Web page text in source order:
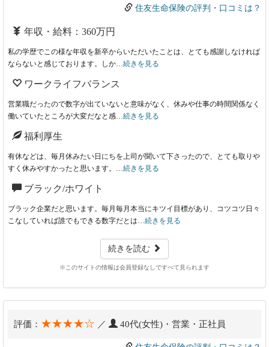
住友生命保険の評判・口コミは？
年収・給料：360万円
私の学歴でこの様な年収を新卒からいただいたことは、とても感謝しなければ
ならないと感じております。しか…続きを見る
ワークライフバランス
営業職だったので数字が出ていないと意味がなく、休みや仕事の時間関係なく
働いていたところが大変だなと感…続きを見る
福利厚生
有休などは、毎月休みたい日にちを上司が聞いて下さったので、とても取りや
すく休みやすかったと思います。…続きを見る
ブラック/ホワイト
ブラック企業だと思います。毎月毎月本当にキツイ目標があり、コツコツ日々
こなしていれば誰でもできる数字だとは…続きを見る
続きを読む
※このサイトの情報は会員登録なしですべて見られます
評価： ★★★★☆ ／ 40代(女性)・営業・正社員